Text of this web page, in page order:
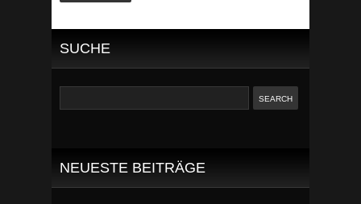
SUCHE
NEUESTE BEITRÄGE